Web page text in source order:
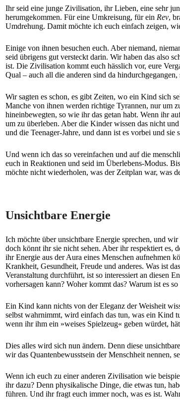
Ihr seid eine junge Zivilisation, ihr Lieben, eine sehr
herumgekommen. Für eine Umkreisung, für ein Rev,
Umdrehung. Damit möchte ich euch einfach zeigen,
Einige von ihnen besuchen euch. Aber niemand,
seid übrigens gut versteckt darin. Wir haben das also
ist. Die Zivilisation kommt euch hässlich vor, eure
Qual – auch all die anderen sind da
Wir sagten es schon, es gibt Zeiten, wo ein Kind sich
Manche von ihnen werden richtige Tyrannen, nur um
hineinbewegten, so wie ihr das getan habt. Wenn ihr
um zu überleben. Aber die Kinder wissen das nicht
und die Teenager-Jahre, und dann ist es vorbei und sie
Und wenn ich das so vereinfachen und auf die
euch in Reaktionen und seid im Überlebens-Modus.
möchte nicht wiederholen, was der Zeitplan war, was
Unsichtbare Energie
Ich möchte über unsichtbare Energie sprechen, und
doch könnt ihr sie nicht sehen. Aber ihr respektiert es,
ihr Energie aus der Aura eines Menschen aufnehmen
Krankheit, Gesundheit, Freude und anderes. Was ist
Veranstaltung durchführt, ist so interessiert an diesen
vorhersagen kann? Woher kommt das? Warum ist es
Ein Kind kann nichts von der Eleganz der Weisheit
selbst wahrnimmt, wird einfach das tun, was ein Kind
wenn ihr ihm ein »weises Spielzeug« geben würdet,
Dies alles wird sich nun ändern. Denn diese
wir das Quantenbewusstsein der Menschheit nennen,
Wenn ich euch zu einer anderen Zivilisation wie
ihr dazu? Denn physikalische Dinge, die etwas tun,
führen. Und ihr fragt euch immer noch, was es ist.